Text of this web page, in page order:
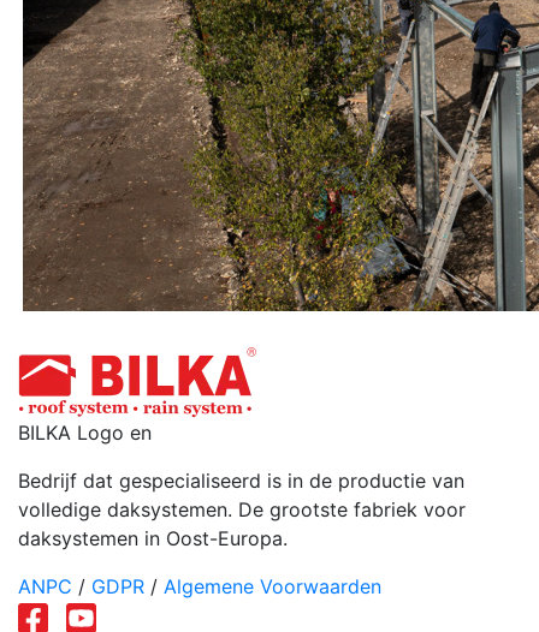
BILKA Logo en
Bedrijf dat gespecialiseerd is in de productie van
volledige daksystemen. De grootste fabriek voor
daksystemen in Oost-Europa.
ANPC / GDPR / Algemene Voorwaarden